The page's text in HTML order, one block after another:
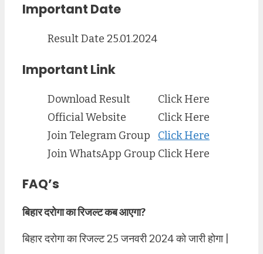
Important Date
Result Date 25.01.2024
Important Link
Download Result
Click Here
Official Website
Click Here
Join Telegram Group
Click Here
Join WhatsApp Group Click Here
FAQ’s
बिहार दरोगा का रिजल्ट कब आएगा?
बिहार दरोगा का रिजल्ट 25 जनवरी 2024 को जारी होगा |